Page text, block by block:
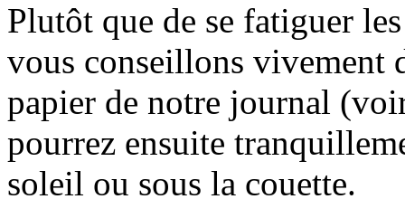
Plutôt que de se fatiguer
vous conseillons vivement
papier de notre journal
pourrez ensuite
soleil ou sous la couette.